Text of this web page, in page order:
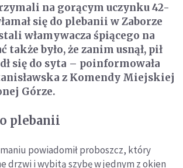
na gorącym uczynku 42-
się do plebanii w Zaborze
włamywacza śpiącego na
także było, że zanim usnął, pił
się do syta – poinformowała
z Komendy Miejskiej
Górze.
plebanii
powiadomił proboszcz, który
drzwi i wybitą szybę w jednym z okien